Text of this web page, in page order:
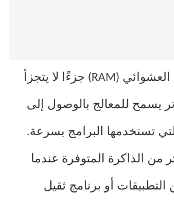
تعد ذاكرة الوصول العشوائي (RAM) جزءًا لا يتجزأ
يسمح للمعالج بالوصول إلى
تستخدمها البرامج بسرعة.
من الذاكرة المتوفرة عندما
التطبيقات أو برنامج ثقيل